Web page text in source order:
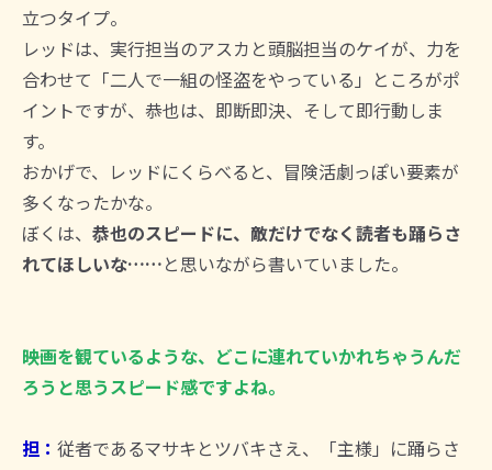
立つタイプ。
レッドは、実行担当のアスカと頭脳担当のケイが、力を
合わせて「二人で一組の怪盗をやっている」ところがポ
イントですが、恭也は、即断即決、そして即行動しま
す。
おかげで、レッドにくらべると、冒険活劇っぽい要素が
多くなったかな。
ぼくは、 恭也のスピードに、敵だけでなく読者も踊らさ
れてほしいな……と思いながら書いていました。
――映画を観ているような、どこに連れていかれちゃうんだ
ろうと思うスピード感ですよね。
担： 従者であるマサキとツバキさえ、「主様」に踊らさ